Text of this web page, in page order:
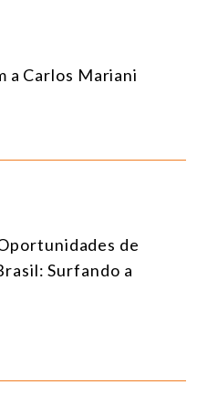
a Carlos Mariani
de
Surfando a